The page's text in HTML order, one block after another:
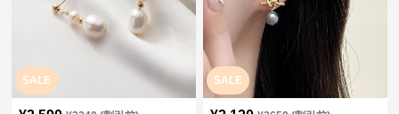
SALE SALE